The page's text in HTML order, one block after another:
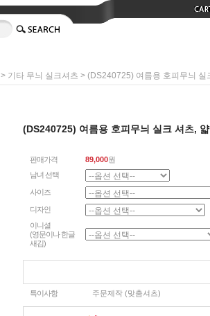
> 기타 무늬 실크셔츠 > (DS240725) 여름용 호피무늬 실
(DS240725) 여름용 호피무늬 실크 셔츠,
판매가격 89,000원
남녀 선택
사이즈
디자인
이니셜
(영문이나 한글
새김)
특이사항 주문제작 (맞춤셔츠)